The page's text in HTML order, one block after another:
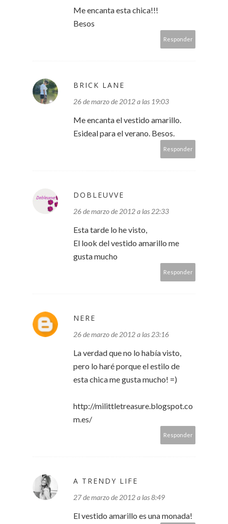
Me encanta esta chica!!!
Besos
Responder
BRICK LANE
26 de marzo de 2012 a las 19:03
Me encanta el vestido amarillo.
Esideal para el verano. Besos.
Responder
DOBLEUVVE
26 de marzo de 2012 a las 22:33
Esta tarde lo he visto,
El look del vestido amarillo me
gusta mucho
Responder
NERE
26 de marzo de 2012 a las 23:16
La verdad que no lo había visto,
pero lo haré porque el estilo de
esta chica me gusta mucho! =)
http://milittletreasure.blogspot.co
m.es/
Responder
A TRENDY LIFE
27 de marzo de 2012 a las 8:49
El vestido amarillo es una monada!